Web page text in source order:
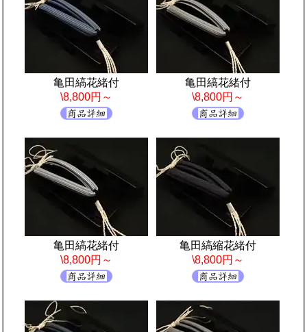
亀田縞花緒付
\8,800円～
亀田縞花緒付
\8,800円～
亀田縞花緒付
\8,800円～
亀田縞縮花緒付
\8,800円～